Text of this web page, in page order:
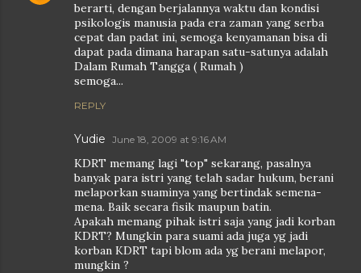
berarti, dengan berjalannya waktu dan kondisi
psikologis manusia pada era zaman yang serba
cepat dan padat ini, semoga kenyamanan bisa di
dapat pada dimana harapan satu-satunya adalah
Dalam Rumah Tangga ( Rumah )
semoga...
REPLY
Yudie June 18, 2009 at 9:16 AM
KDRT memang lagi "top" sekarang, pasalnya
banyak para istri yang telah sadar hukum, berani
melaporkan suaminya yang bertindak semena-
mena. Baik secara fisik maupun batin.
Apakah memang pihak istri saja yang jadi korban
KDRT? Mungkin para suami ada juga yg jadi
korban KDRT tapi blom ada yg berani melapor,
mungkin ?